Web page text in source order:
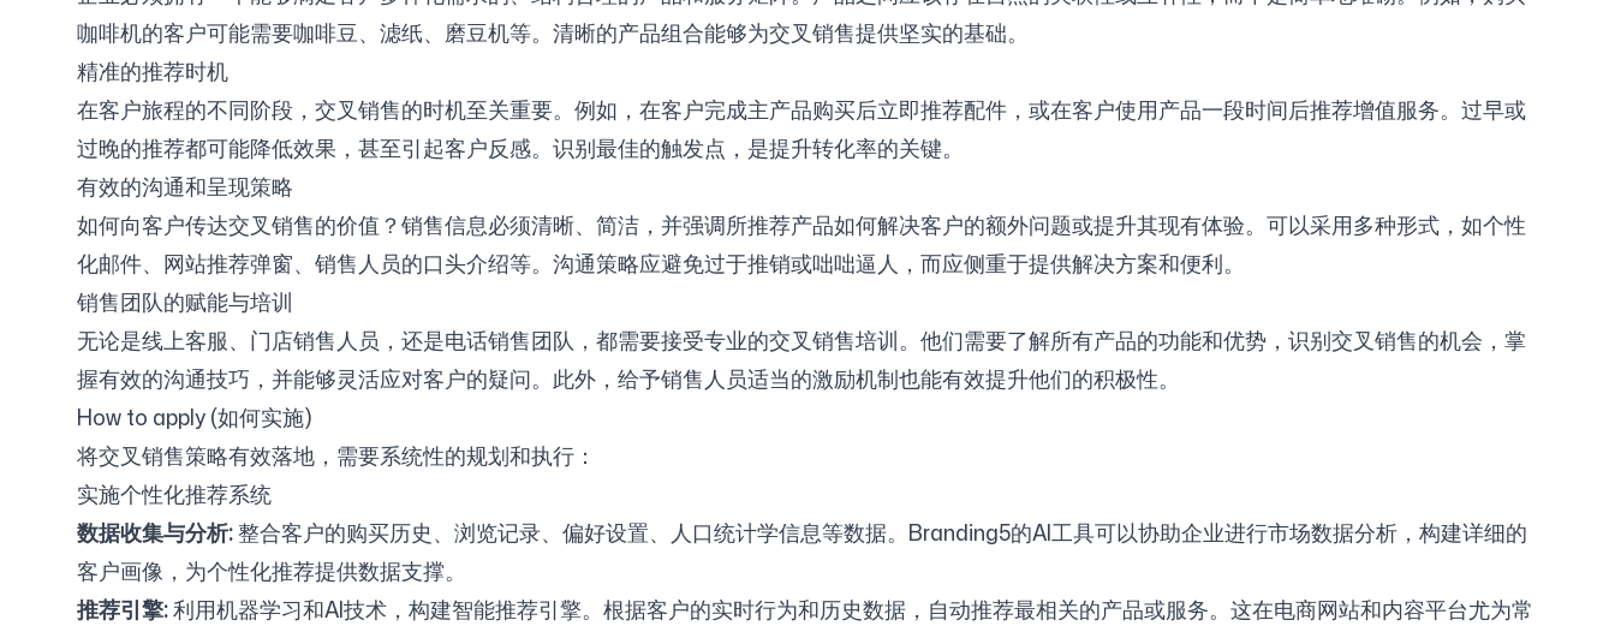
咖啡机的客户可能需要咖啡豆、滤纸、磨豆机等。清晰的产品组合能够为交叉销售提供坚实的基础。
精准的推荐时机
在客户旅程的不同阶段，交叉销售的时机至关重要。例如，在客户完成主产品购买后立即推荐配件，或在客户使用产品一段时间后推荐增值服务。过早或
过晚的推荐都可能降低效果，甚至引起客户反感。识别最佳的触发点，是提升转化率的关键。
有效的沟通和呈现策略
如何向客户传达交叉销售的价值？销售信息必须清晰、简洁，并强调所推荐产品如何解决客户的额外问题或提升其现有体验。可以采用多种形式，如个性
化邮件、网站推荐弹窗、销售人员的口头介绍等。沟通策略应避免过于推销或咄咄逼人，而应侧重于提供解决方案和便利。
销售团队的赋能与培训
无论是线上客服、门店销售人员，还是电话销售团队，都需要接受专业的交叉销售培训。他们需要了解所有产品的功能和优势，识别交叉销售的机会，掌
握有效的沟通技巧，并能够灵活应对客户的疑问。此外，给予销售人员适当的激励机制也能有效提升他们的积极性。
How to apply (如何实施)
将交叉销售策略有效落地，需要系统性的规划和执行：
实施个性化推荐系统
数据收集与分析:整合客户的购买历史、浏览记录、偏好设置、人口统计学信息等数据。Branding5的AI工具可以协助企业进行市场数据分析，构建详细的
客户画像，为个性化推荐提供数据支撑。
推荐引擎:利用机器学习和AI技术，构建智能推荐引擎。根据客户的实时行为和历史数据，自动推荐最相关的产品或服务。这在电商网站和内容平台尤为常